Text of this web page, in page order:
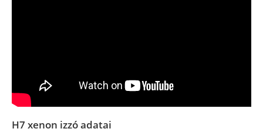
H7 xenon izzó adatai